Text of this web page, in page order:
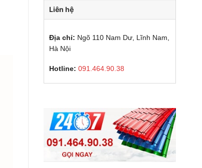
Liên hệ
Địa chỉ: Ngõ 110 Nam Dư, Lĩnh Nam,
Hà Nội
Hotline: 091.464.90.38